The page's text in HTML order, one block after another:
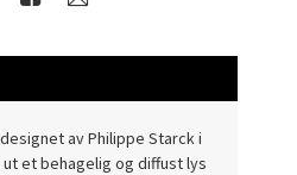
av Philippe Starck i
ut et behagelig og diffust lys